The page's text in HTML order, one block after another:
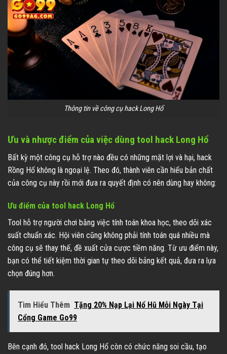
Thông tin về công cụ hack Long Hổ
Ưu và nhược điểm của việc dùng tool hack Long Hổ
Bất kỳ một công cụ hỗ trợ nào đều có những mặt lợi và hại, hack
Rồng Hổ không là ngoại lệ. Theo đó, thành viên cần hiểu bản chất
của công cụ này rồi mới đưa ra quyết định có nên dùng hay không:
Ưu điểm của tool hack Long Hổ
Tool hỗ trợ người chơi bằng việc tính toán khoa học, theo dõi xác
suất chuẩn xác. Hội viên cũng không phải tính toán quá nhiều mà
công cụ sẽ thay thế, đề xuất cửa cược tiềm năng. Từ ưu điểm này,
bạn có thể tiết kiệm thời gian tự theo dõi bảng kết quả, đưa ra lựa
chọn đúng hơn.
Tìm Hiểu Thêm Tặng 20% Nạp Lại Nổ Hũ Mỗi Ngày Tại
Cổng Game Go99
Bên cạnh đó, tool hack Long Hổ còn có chức năng soi cầu, tạo